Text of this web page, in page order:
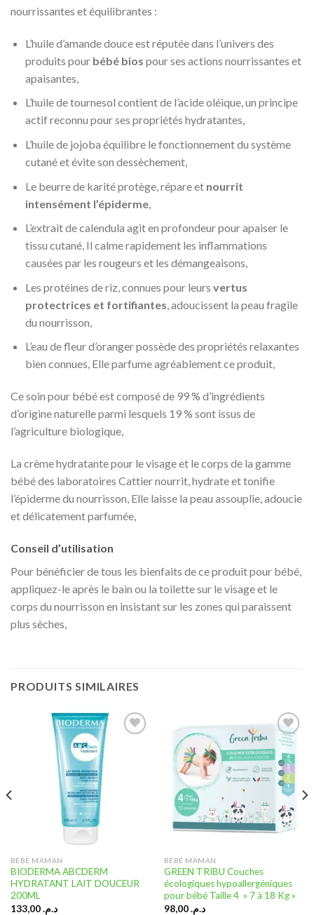
nourrissantes et équilibrantes :
L’huile d’amande douce est réputée dans l’univers des
produits pour bébé bios pour ses actions nourrissantes et
apaisantes,
L’huile de tournesol contient de l’acide oléique, un principe
actif reconnu pour ses propriétés hydratantes,
L’huile de jojoba équilibre le fonctionnement du système
cutané et évite son dessèchement,
Le beurre de karité protège, répare et nourrit
intensément l’épiderme,
L’extrait de calendula agit en profondeur pour apaiser le
tissu cutané, Il calme rapidement les inflammations
causées par les rougeurs et les démangeaisons,
Les protéines de riz, connues pour leurs vertus
protectrices et fortifiantes , adoucissent la peau fragile
du nourrisson,
L’eau de fleur d’oranger possède des propriétés relaxantes
bien connues, Elle parfume agréablement ce produit,
Ce soin pour bébé est composé de 99 % d’ingrédients
d’origine naturelle parmi lesquels 19 % sont issus de
l’agriculture biologique,
La crème hydratante pour le visage et le corps de la gamme
bébé des laboratoires Cattier nourrit, hydrate et tonifie
l’épiderme du nourrisson, Elle laisse la peau assouplie, adoucie
et délicatement parfumée,
Conseil d’utilisation
Pour bénéficier de tous les bienfaits de ce produit pour bébé,
appliquez-le après le bain ou la toilette sur le visage et le
corps du nourrisson en insistant sur les zones qui paraissent
plus sèches,
PRODUITS SIMILAIRES
BÉBÉ MAMAN
BIODERMA ABCDERM
HYDRATANT LAIT DOUCEUR
200ML
د.م.133,00
Ajouter
à la liste
d’envies
BÉBÉ MAMAN
GREEN TRIBU Couches
écologiques hypoallergéniques
pour bébé Taille 4 » 7 à 18 Kg »
د.م.98,00